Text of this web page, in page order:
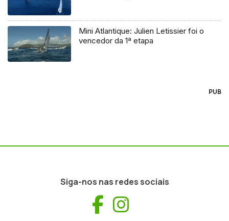
Mini Atlantique: Julien Letissier foi o
vencedor da 1ª etapa
PUB
Siga-nos nas redes sociais
Facebook